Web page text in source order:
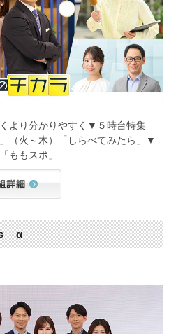
より分かりやすく▼５時台特集
（火～木）「しらべてみたら」▼
ももスポ」
α